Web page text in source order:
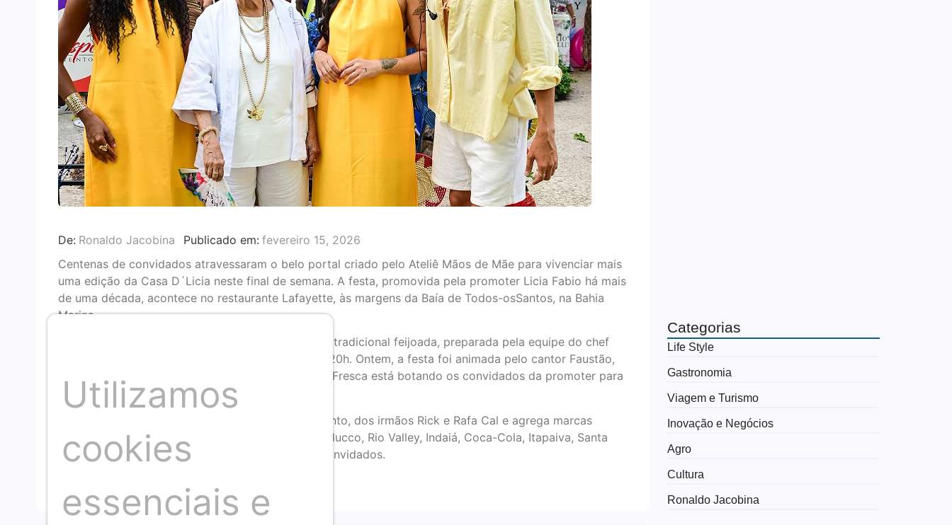
De: Ronaldo Jacobina Publicado em: fevereiro 15, 2026
Centenas de convidados atravessaram o belo portal criado pelo Ateliê Mãos de Mãe para vivenciar mais
uma edição da Casa D´Licia neste final de semana. A festa, promovida pela promoter Licia Fabio há mais
de uma década, acontece no restaurante Lafayette, às margens da Baía de Todos-osSantos, na Bahia
Marina.
Ontem (14) e hoje (15), Licia Fabio comanda sua já tradicional feijoada, preparada pela equipe do chef
Peu Meirelles, do restaurante Lafayette, das 14 às 20h. Ontem, a festa foi animada pelo cantor Faustão,
em quanto na tarde deste domingo, a banda Água Fresca está botando os convidados da promoter para
dançar.
O evento é uma parceria com a Oquei Entretenimento, dos irmãos Rick e Rafa Cal e agrega marcas
parceiras como Itaipava, São Braz, Capelinha, Bauducco, Rio Valley, Indaiá, Coca-Cola, Itapaiva, Santa
Helena,dentre outras. O evento é exclusivo para convidados.
Categorias
Life Style
Gastronomia
Viagem e Turismo
Inovação e Negócios
Agro
Cultura
Ronaldo Jacobina
Utilizamos
cookies
essenciais e